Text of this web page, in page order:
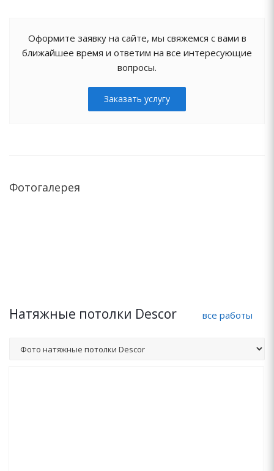
Оформите заявку на сайте, мы свяжемся с вами в
ближайшее время и ответим на все интересующие
вопросы.
Заказать услугу
Фотогалерея
Натяжные потолки Descor все работы